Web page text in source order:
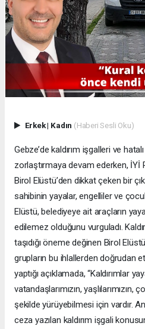
Erkek| Kadın (Haberi Sesli Oku)
Gebze’de kaldırım işgalleri ve
zorlaştırmaya devam ederken, İYİ
Birol Elüstü’den dikkat çeken bir
sahibinin yayalar, engelliler ve
Elüstü, belediyeye ait araçların
edilemez olduğunu vurguladı.
taşıdığı öneme değinen Birol
grupların bu ihlallerden doğrudan
yaptığı açıklamada, “Kaldırımlar
vatandaşlarımızın,
şekilde yürüyebilmesi için vardır.
ceza yazılan kaldırım işgali